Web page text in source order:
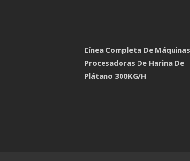
Línea Completa De Máquinas
Procesadoras De Harina De
Plátano 300KG/H